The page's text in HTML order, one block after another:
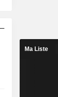
Ma Liste